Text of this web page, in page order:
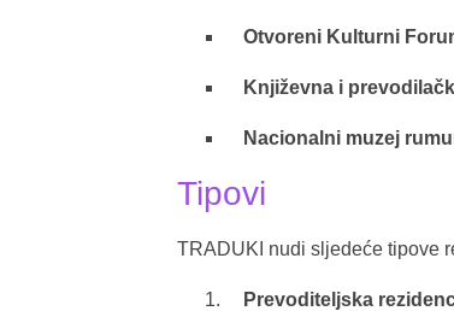
Otvoreni Kulturni
Književna i
Nacionalni muzej
Tipovi
TRADUKI nudi sljedeće tipove
Prevoditeljska